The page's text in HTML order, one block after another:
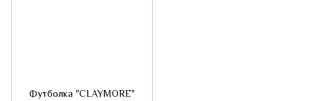
Футболка "CLAYMORE"